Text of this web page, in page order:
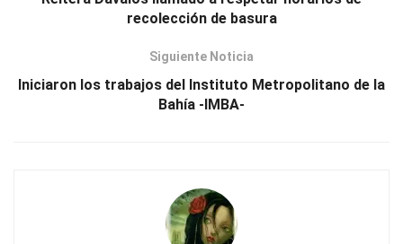
recolección de basura
Siguiente Noticia
Iniciaron los trabajos del Instituto Metropolitano de la
Bahía -IMBA-